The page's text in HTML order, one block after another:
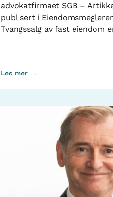
advokatfirmaet SGB –
publisert i
Tvangssalg av fast eiendom
Les mer →